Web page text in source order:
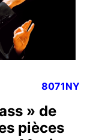
8071NY
» de
pièces